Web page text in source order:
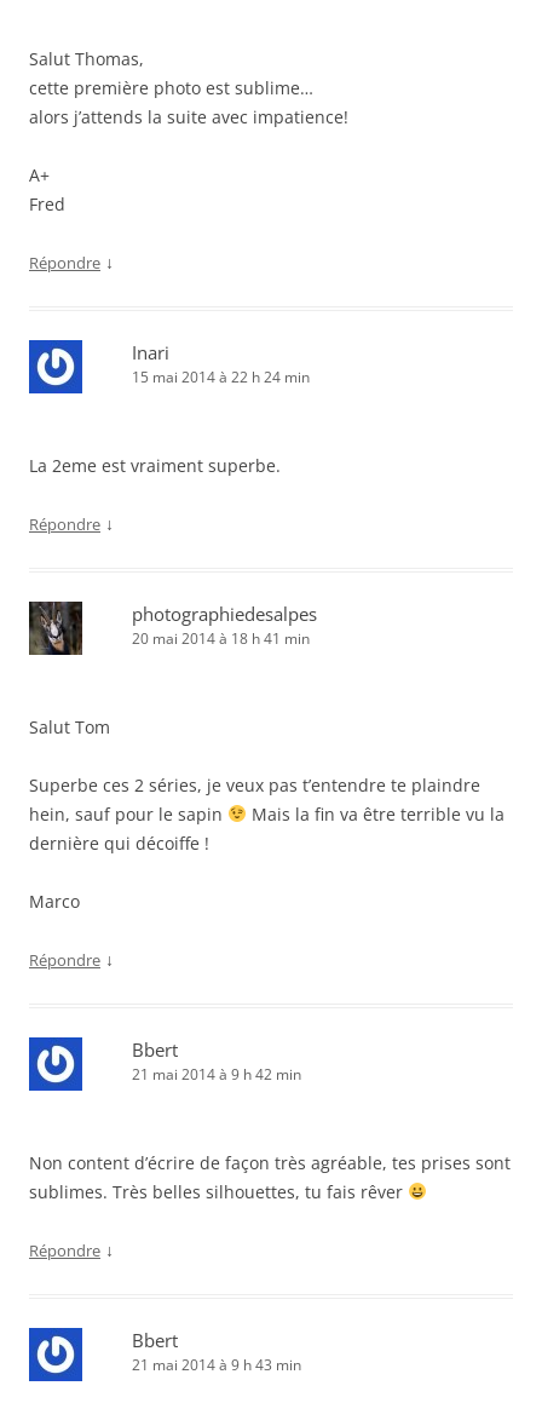
Salut Thomas,
cette première photo est sublime…
alors j’attends la suite avec impatience!
A+
Fred
Répondre ↓
Inari
15 mai 2014 à 22 h 24 min
La 2eme est vraiment superbe.
Répondre ↓
photographiedesalpes
20 mai 2014 à 18 h 41 min
Salut Tom
Superbe ces 2 séries, je veux pas t’entendre te plaindre
hein, sauf pour le sapin
Mais la fin va être terrible vu la
dernière qui décoiffe !
Marco
Répondre ↓
Bbert
21 mai 2014 à 9 h 42 min
Non content d’écrire de façon très agréable, tes prises sont
sublimes. Très belles silhouettes, tu fais rêver
Répondre ↓
Bbert
21 mai 2014 à 9 h 43 min